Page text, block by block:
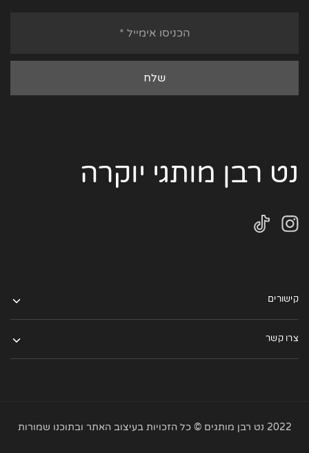
נט רבן מותגי יוקרה
קישורים
צרו קשר
2022 נט רבן מותגים © כל הזכויות בעיצוב האתר ובתוכנו שמורות